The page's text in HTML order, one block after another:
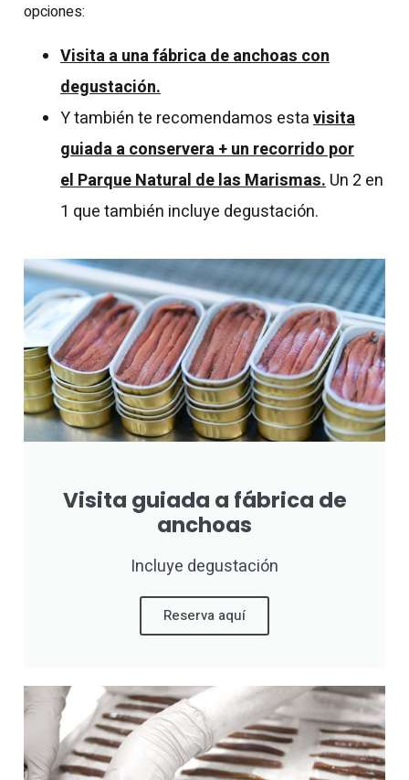
opciones:
Visita a una fábrica de anchoas con
degustación.
Y también te recomendamos estavisita
guiada a conservera + un recorrido por
el Parque Natural de las Marismas.Un 2 en
1 que también incluye degustación.
Visita guiada a fábrica de
anchoas
Incluye degustación
Reserva aquí